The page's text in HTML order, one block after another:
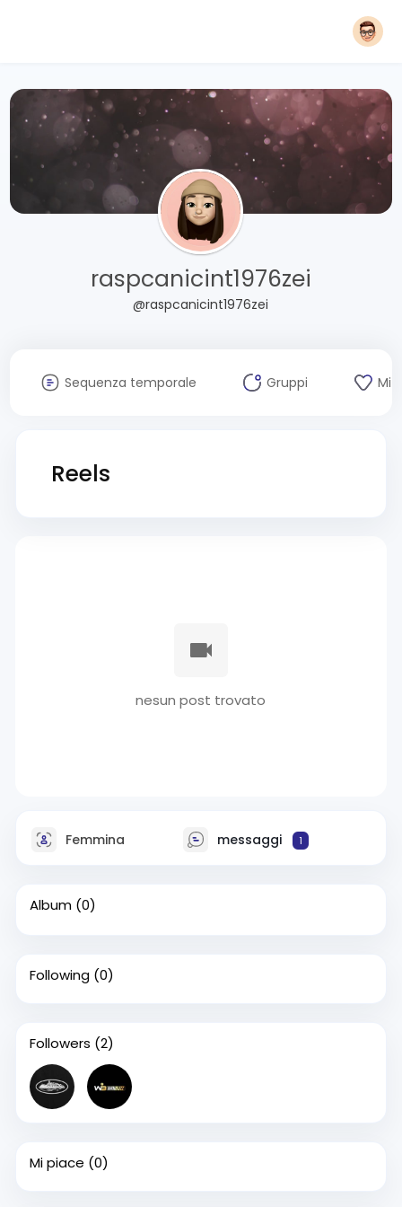
raspcanicint1976zei
@raspcanicint1976zei
Sequenza temporale Gruppi Mi
Reels
nesun post trovato
Femmina messaggi 1
Album (0)
Following (0)
Followers (2)
Mi piace (0)